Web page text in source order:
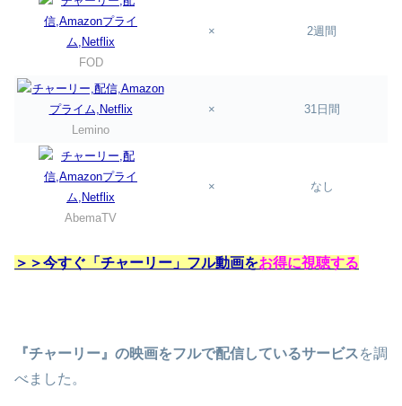
FOD
× 2週間
Lemino
× 31日間
AbemaTV
× なし
＞＞今すぐ「チャーリー」フル動画をお得に視聴する
『チャーリー』の映画をフルで配信しているサービスを調
べました。